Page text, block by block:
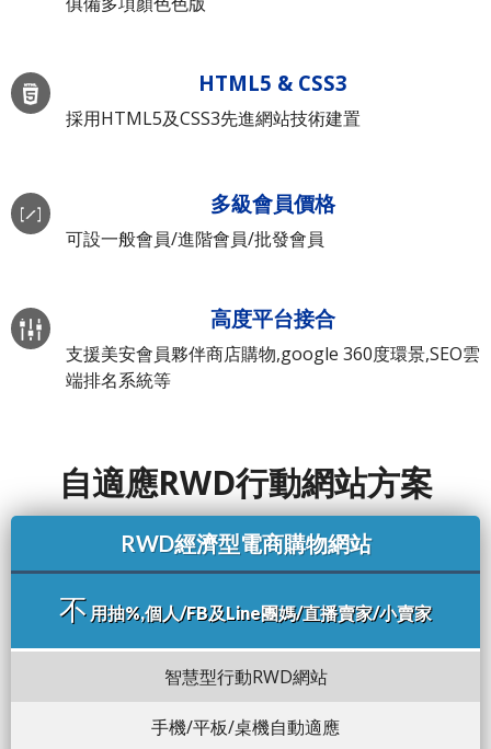
HTML5 & CSS3
採用HTML5及CSS3先進網站技術建置
多級會員價格
可設一般會員/進階會員/批發會員
高度平台接合
支援美安會員夥伴商店購物,google 360度環景,SEO雲
端排名系統等
自適應RWD行動網站方案
RWD經濟型電商購物網站
不 用抽%,個人/FB及Line團媽/直播賣家/小賣家
智慧型行動RWD網站
手機/平板/桌機自動適應